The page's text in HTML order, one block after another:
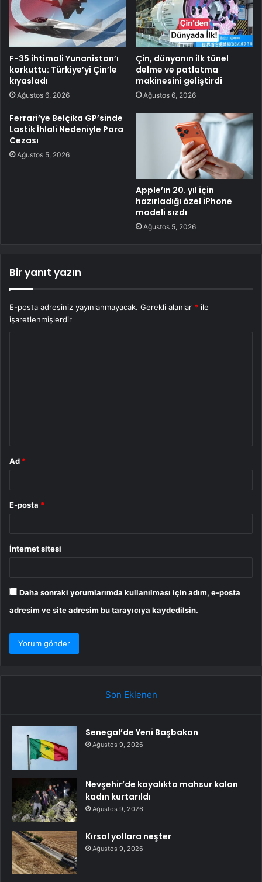
F-35 ihtimali Yunanistan’ı
korkuttu: Türkiye’yi Çin’le
kıyasladı
Ağustos 6, 2026
Çin, dünyanın ilk tünel
delme ve patlatma
makinesini geliştirdi
Ağustos 6, 2026
Ferrari’ye Belçika GP’sinde
Lastik İhlali Nedeniyle Para
Cezası
Ağustos 5, 2026
Apple’ın 20. yıl için
hazırladığı özel iPhone
modeli sızdı
Ağustos 5, 2026
Bir yanıt yazın
E-posta adresiniz yayınlanmayacak. Gerekli alanlar * ile
işaretlenmişlerdir
Ad *
E-posta *
İnternet sitesi
Daha sonraki yorumlarımda kullanılması için adım, e-posta
adresim ve site adresim bu tarayıcıya kaydedilsin.
Son Eklenen
Senegal’de Yeni Başbakan
Ağustos 9, 2026
Nevşehir’de kayalıkta mahsur kalan
kadın kurtarıldı
Ağustos 9, 2026
Kırsal yollara neşter
Ağustos 9, 2026